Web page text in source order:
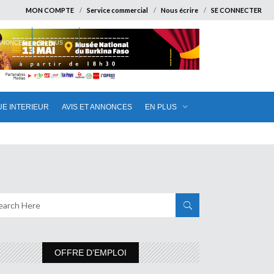
MON COMPTE Service commercial Nous écrire SE CONNECTER
INTERIEUR AVIS ET ANNONCES EN PLUS
EN PLUS
OFFRE D’EMPLOI